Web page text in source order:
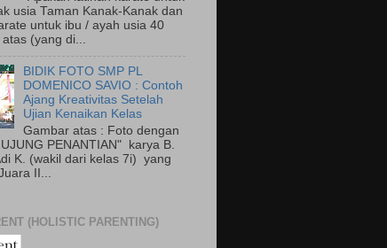
usia Taman Kanak-Kanak dan
untuk ibu / ayah usia 40
(yang di...
BIDIK FOTO SMP PL
DOMENICO SAVIO : Contoh
Ajang Kreativitas Setelah
Ujian Kenaikan Kelas
Gambar atas : Foto dengan
PENANTIAN" karya B.
K. (wakil dari kelas 7i) yang
II...
(HOLISTIC PARENTING)